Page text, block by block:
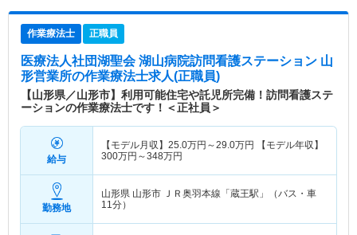
作業療法士 正職員
医療法人社団湖聖会 湖山病院訪問看護ステーション 山
形営業所の作業療法士求人(正職員)
【山形県／山形市】利用可能住宅や託児所完備！訪問看護ステ
ーションの作業療法士です！＜正社員＞
給与
【モデル月収】 25.0万円～29.0万円
【モデル年収】
300万円～348万円
勤務地
山形県 山形市 ＪＲ奥羽本線「蔵王駅」（バス・車
11分）